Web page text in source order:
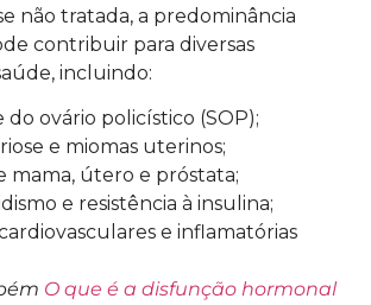
não tratada, a predominância
contribuir para diversas
incluindo:
ovário policístico (SOP);
e miomas uterinos;
mama, útero e próstata;
e resistência à insulina;
e inflamatórias
O que é a disfunção hormonal